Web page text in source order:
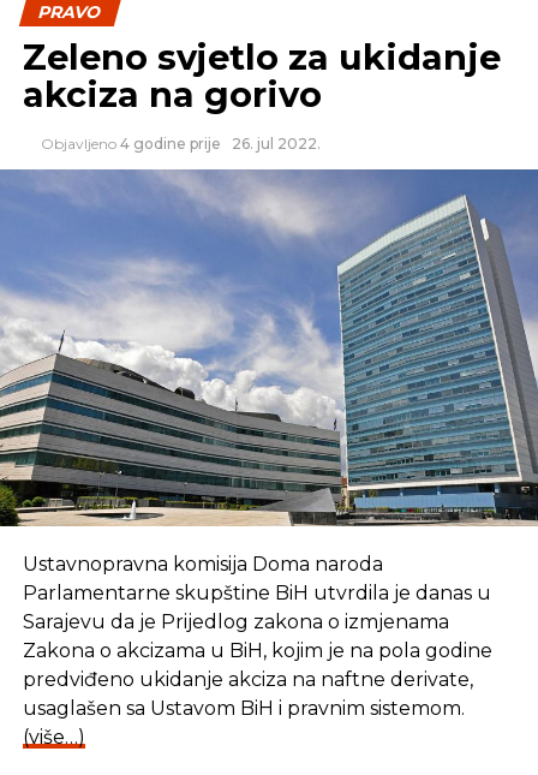
PRAVO
Zeleno svjetlo za ukidanje
akciza na gorivo
Objavljeno 4 godine prije 26. jul 2022.
Ustavnopravna komisija Doma naroda
Parlamentarne skupštine BiH utvrdila je danas u
Sarajevu da je Prijedlog zakona o izmjenama
Zakona o akcizama u BiH, kojim je na pola godine
predviđeno ukidanje akciza na naftne derivate,
usaglašen sa Ustavom BiH i pravnim sistemom.
(više…)